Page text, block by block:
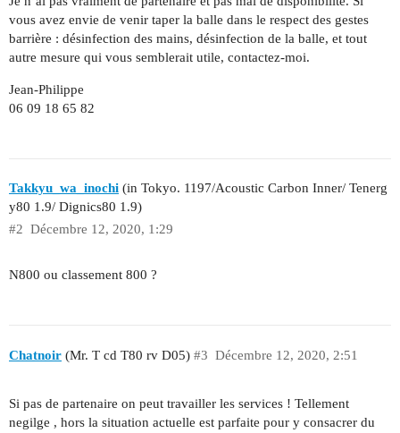
vous avez envie de venir taper la balle dans le respect des gestes
barrière : désinfection des mains, désinfection de la balle, et tout
autre mesure qui vous semblerait utile, contactez-moi.
Jean-Philippe
06 09 18 65 82
Takkyu_wa_inochi (in Tokyo. 1197/Acoustic Carbon Inner/ Tenerg
y80 1.9/ Dignics80 1.9)
Décembre 12, 2020, 1:29
#2
N800 ou classement 800 ?
Chatnoir (Mr. T cd T80 rv D05) Décembre 12, 2020, 2:51
#3
Si pas de partenaire on peut travailler les services ! Tellement
negilge , hors la situation actuelle est parfaite pour y consacrer du